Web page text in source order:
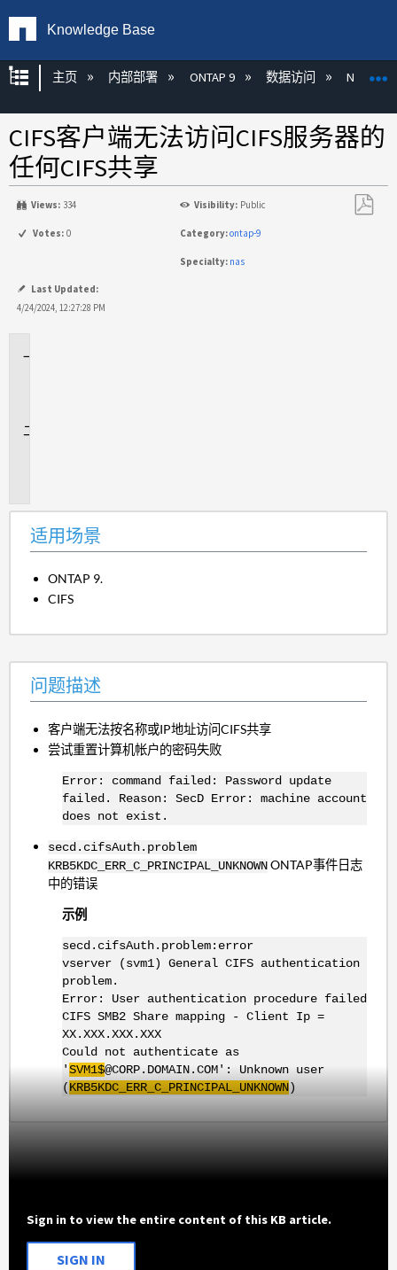
Knowledge Base
扩展/隐缩全局层次
主页 内部部署 ONTAP 9 数据访问 NAS
CIFS客户端无法访问CIFS服务器的
任何CIFS共享
Views: 334 Visibility: Public
Votes: 0 Category:ontap-9
Specialty: nas
Last Updated:
4/24/2024, 12:27:28 PM
适用场景
ONTAP 9.
CIFS
问题描述
客户端无法按名称或IP地址访问CIFS共享
尝试重置计算机帐户的密码失败
Error: command failed: Password update
failed. Reason: SecD Error: machine account
does not exist.
secd.cifsAuth.problem
KRB5KDC_ERR_C_PRINCIPAL_UNKNOWNONTAP事件日志
中的错误
示例
secd.cifsAuth.problem:error
vserver (svm1) General CIFS authentication
problem.
Error: User authentication procedure failed
CIFS SMB2 Share mapping - Client Ip =
XX.XXX.XXX.XXX
Could not authenticate as
'SVM1$@CORP.DOMAIN.COM': Unknown user
(KRB5KDC_ERR_C_PRINCIPAL_UNKNOWN)
Sign in to view the entire content of this KB article.
SIGN IN